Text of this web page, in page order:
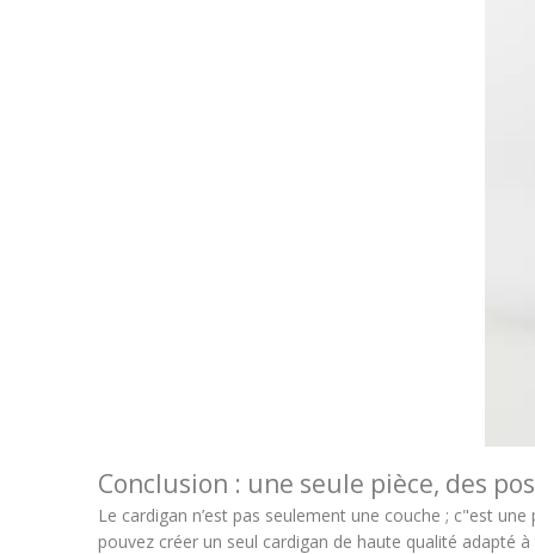
Conclusion : une seule pièce, des
Le cardigan n’est pas seulement une couche ; c"est
pouvez créer un seul cardigan de haute qualité adapté